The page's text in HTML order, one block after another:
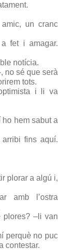
un cranc
fet i amagar.
notícia.
no sé que serà
tots.
i li va
hem sabut a
fins aquí.
plorar a algú i,
amb l’ostra
plores? –li van
perquè no puc
contestar.